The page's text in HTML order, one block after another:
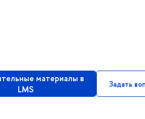
материалы в
LMS
Задать